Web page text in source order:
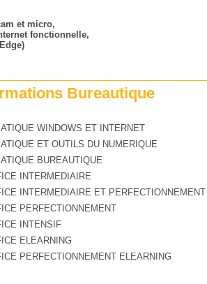
et micro,
fonctionnelle,
Bureautique
WINDOWS ET INTERNET
ET OUTILS DU NUMERIQUE
BUREAUTIQUE
INTERMEDIAIRE
INTERMEDIAIRE ET PERFECTIONNEMENT
PERFECTIONNEMENT
INTENSIF
ELEARNING
PERFECTIONNEMENT ELEARNING